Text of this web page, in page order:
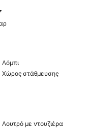
Λόμπι
Χώρος στάθμευσης
Λουτρό με ντουζιέρα